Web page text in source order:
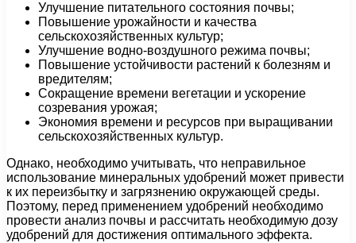
Улучшение питательного состояния почвы;
Повышение урожайности и качества
сельскохозяйственных культур;
Улучшение водно-воздушного режима почвы;
Повышение устойчивости растений к болезням и
вредителям;
Сокращение времени вегетации и ускорение
созревания урожая;
Экономия времени и ресурсов при выращивании
сельскохозяйственных культур.
Однако, необходимо учитывать, что неправильное
использование минеральных удобрений может привести
к их переизбытку и загрязнению окружающей среды.
Поэтому, перед применением удобрений необходимо
провести анализ почвы и рассчитать необходимую дозу
удобрений для достижения оптимального эффекта.